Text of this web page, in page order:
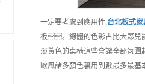
一定要考慮到應用性,台北板式家
板。總體的色彩占比大夥兒
淡黃色的桌椅這些會讓全部氛
歐風諸多顏色裏用到數最多最